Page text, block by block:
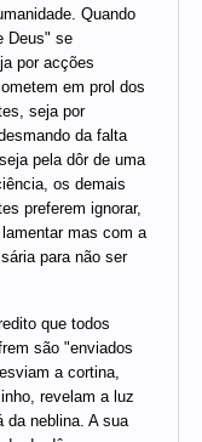
Quando
Deus" se
por acções
em prol dos
seja por
da falta
pela dôr de uma
os demais
preferem ignorar,
mas com a
para não ser
que todos
são "enviados
a cortina,
revelam a luz
da neblina. A sua